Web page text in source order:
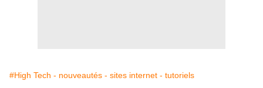
#High Tech - nouveautés - sites internet - tutoriels